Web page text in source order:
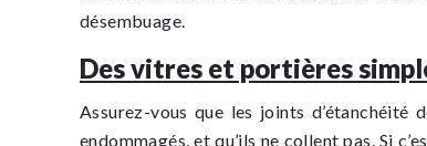
désembuage.
Des vitres et portières
Assurez-vous que les joints
endommagés, et qu’ils ne collent pas. Si